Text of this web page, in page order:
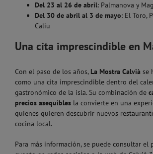
Del 23 al 26 de abril: Palmanova y
Del 30 de abril al 3 de mayo: El Toro,
Caliu
Una cita imprescindible en
Con el paso de los años, La Mostra Calvià se
como una cita imprescindible dentro del
gastronómico de la isla. Su combinación de
precios asequibles la convierte en una
quienes quieren descubrir nuevos
cocina local.
Para más información, se puede consultar